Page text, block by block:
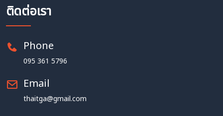
ติดต่อเรา
Phone
095 361 5796
Email
thaitga@gmail.com